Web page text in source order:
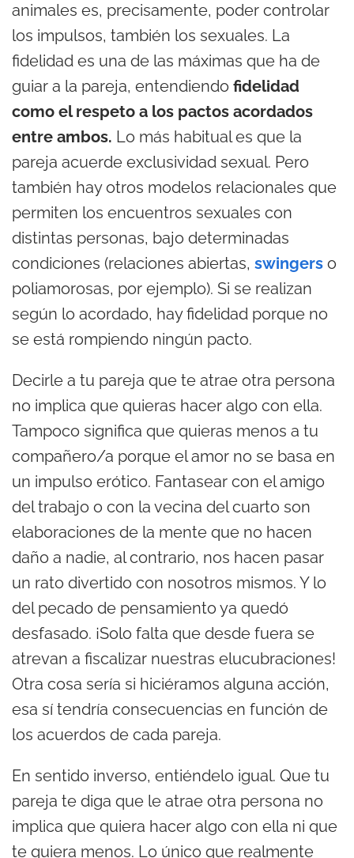
animales es, precisamente, poder controlar
los impulsos, también los sexuales. La
fidelidad es una de las máximas que ha de
guiar a la pareja, entendiendo fidelidad
como el respeto a los pactos acordados
entre ambos. Lo más habitual es que la
pareja acuerde exclusividad sexual. Pero
también hay otros modelos relacionales que
permiten los encuentros sexuales con
distintas personas, bajo determinadas
condiciones (relaciones abiertas, swingers o
poliamorosas, por ejemplo). Si se realizan
según lo acordado, hay fidelidad porque no
se está rompiendo ningún pacto.
Decirle a tu pareja que te atrae otra persona
no implica que quieras hacer algo con ella.
Tampoco significa que quieras menos a tu
compañero/a porque el amor no se basa en
un impulso erótico. Fantasear con el amigo
del trabajo o con la vecina del cuarto son
elaboraciones de la mente que no hacen
daño a nadie, al contrario, nos hacen pasar
un rato divertido con nosotros mismos. Y lo
del pecado de pensamiento ya quedó
desfasado. ¡Solo falta que desde fuera se
atrevan a fiscalizar nuestras elucubraciones!
Otra cosa sería si hiciéramos alguna acción,
esa sí tendría consecuencias en función de
los acuerdos de cada pareja.
En sentido inverso, entiéndelo igual. Que tu
pareja te diga que le atrae otra persona no
implica que quiera hacer algo con ella ni que
te quiera menos. Lo único que realmente